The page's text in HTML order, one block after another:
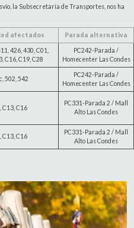
la Subsecretaría de Transportes, nos ha
afectados Parada alternativa
426, 430, C01,
C16, C19, C28
PC242-Parada /
Homecenter Las Condes
502, 542
PC242-Parada /
Homecenter Las Condes
C13, C16
PC331-Parada 2 / Mall
Alto Las Condes
C13, C16
PC331-Parada 2 / Mall
Alto Las Condes